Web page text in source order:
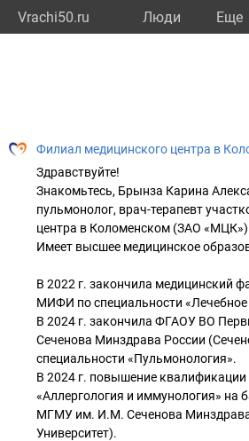
Vrachi50.ru Люди Eще
Филиал медицинского центра в
Здравствуйте!
Знакомьтесь, Брынза Карина
пульмонолог, врач-терапевт
центра в Коломенском (ЗАО
Имеет высшее медицинское
В 2022 г. закончила медицинский
МИФИ по специальности «Лечебное
В 2024 г. закончила ФГАОУ ВО
Сеченова Минздрава России
специальности «Пульмонология».
В 2024 г. повышение квалификации
«Аллергология и иммунология»
МГМУ им. И.М. Сеченова Минздрава
Университет).